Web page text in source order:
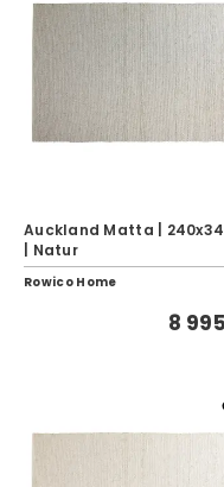
Auckland Matta |
| Natur
Rowico Home
8